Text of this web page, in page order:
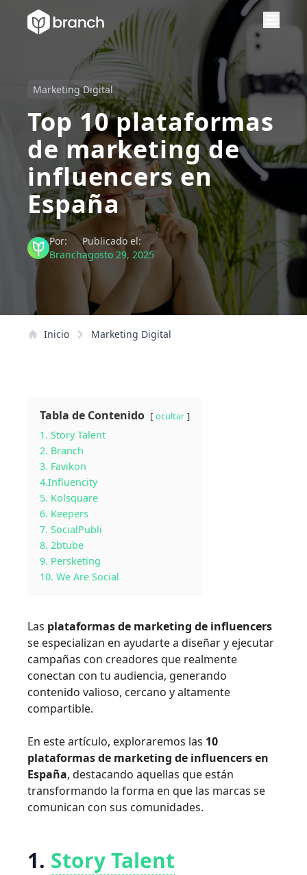
Marketing Digital
Top 10 plataformas
de marketing de
influencers en
España
Por:
Branch
Publicado el:
agosto 29, 2025
Inicio Marketing Digital
Tabla de Contenido ocultar
1. Story Talent
2. Branch
3. Favikon
4.Influencity
5. Kolsquare
6. Keepers
7. SocialPubli
8. 2btube
9. Persketing
10. We Are Social
Las plataformas de marketing de influencers
se especializan en ayudarte a diseñar y ejecutar
campañas con creadores que realmente
conectan con tu audiencia, generando
contenido valioso, cercano y altamente
compartible.
En este artículo, exploraremos las 10
plataformas de marketing de influencers en
España, destacando aquellas que están
transformando la forma en que las marcas se
comunican con sus comunidades.
1. Story Talent